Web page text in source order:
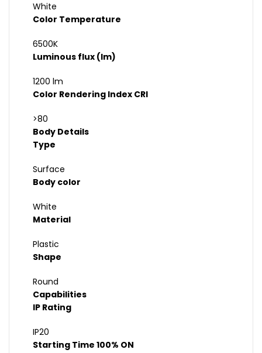
White
Color Temperature
6500K
Luminous flux (lm)
1200 lm
Color Rendering Index CRI
>80
Body Details
Type
Surface
Body color
White
Material
Plastic
Shape
Round
Capabilities
IP Rating
IP20
Starting Time 100% ON